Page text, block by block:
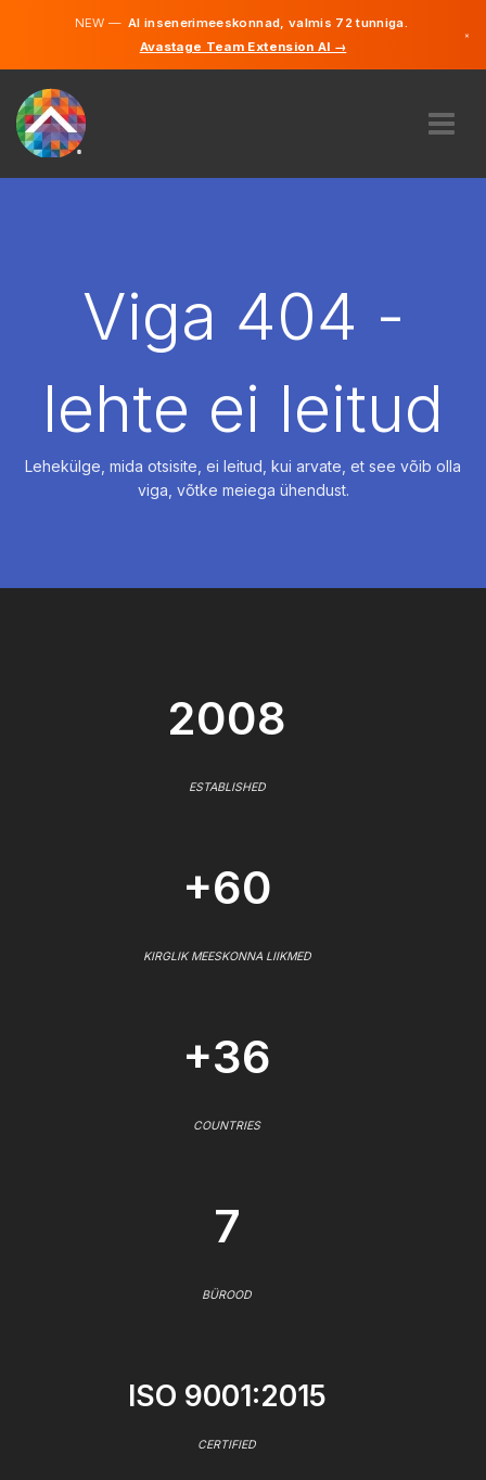
NEW —AI insenerimeeskonnad, valmis 72 tunniga.
Avastage Team Extension AI →
×
PALKAMAViga 404 -
lehte ei leitud
Lehekülge, mida otsisite, ei leitud, kui arvate, et see võib olla
viga, võtke meiega ühendust.
2008
ESTABLISHED
+60
KIRGLIK MEESKONNA LIIKMED
+36
COUNTRIES
7
BÜROOD
ISO 9001:2015
CERTIFIED